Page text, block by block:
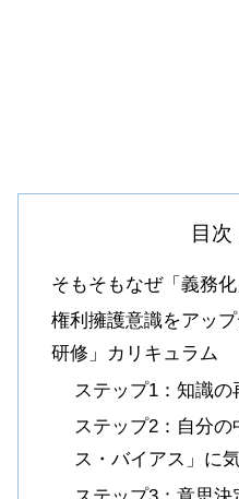
目次
そもそもなぜ「義務
権利擁護意識をアッ
研修」カリキュラム
ステップ1：知識の
ステップ2：自分
ス・バイアス」に